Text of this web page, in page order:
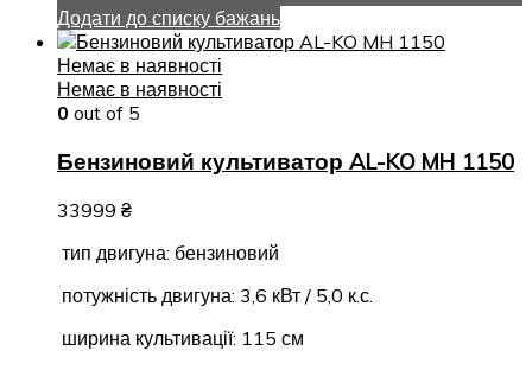
Додати до списку бажань
Немає в наявності
Немає в наявності
0 out of 5
Бензиновий культиватор AL-KO MH 1150
33999 ₴
тип двигуна: бензиновий
потужність двигуна: 3,6 кВт / 5,0 к.с.
ширина культивації: 115 см